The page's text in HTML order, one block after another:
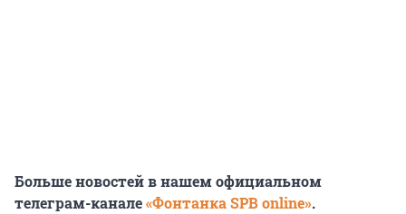
Больше новостей в нашем официальном
телеграм-канале«Фонтанка SPB online».